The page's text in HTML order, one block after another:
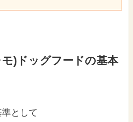
)ドッグフードの基本
準として